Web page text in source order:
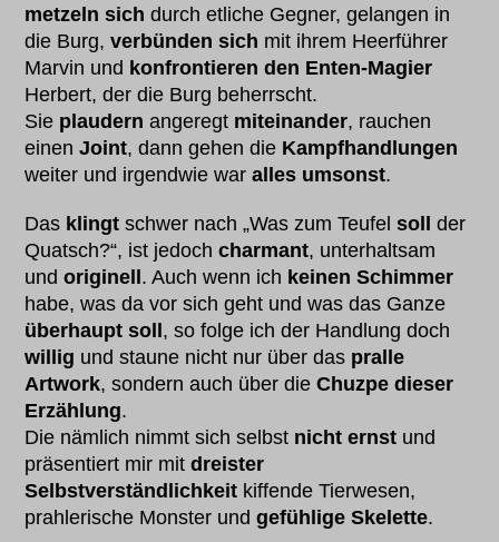
metzeln sich durch etliche Gegner, gelangen in
die Burg,verbünden sich mit ihrem Heerführer
Marvin und konfrontieren den Enten-Magier
Herbert, der die Burg beherrscht.
Sie plaudern angeregt miteinander, rauchen
einenJoint, dann gehen die Kampfhandlungen
weiter und irgendwie waralles umsonst.
Das klingt schwer nach „Was zum Teufelsoll
der
Quatsch?“, ist jedochcharmant, unterhaltsam
undoriginell . Auch wenn ich keinen Schimmer
habe, was da vor sich geht und was das Ganze
überhaupt soll , so folge ich der Handlung doch
willig und staune nicht nur über das pralle
Artwork, sondern auch über dieChuzpe dieser
Erzählung.
Die nämlich nimmt sich selbst nicht ernst und
präsentiert mir mitdreister
Selbstverständlichkeit kiffende Tierwesen,
prahlerische Monster undgefühlige Skelette.